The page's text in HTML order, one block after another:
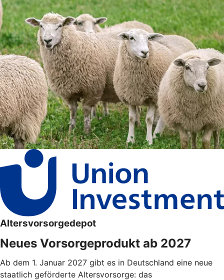
Altersvorsorgedepot
Neues Vorsorgeprodukt ab 2027
Ab dem 1. Januar 2027 gibt es in Deutschland eine neue
staatlich geförderte Altersvorsorge: das